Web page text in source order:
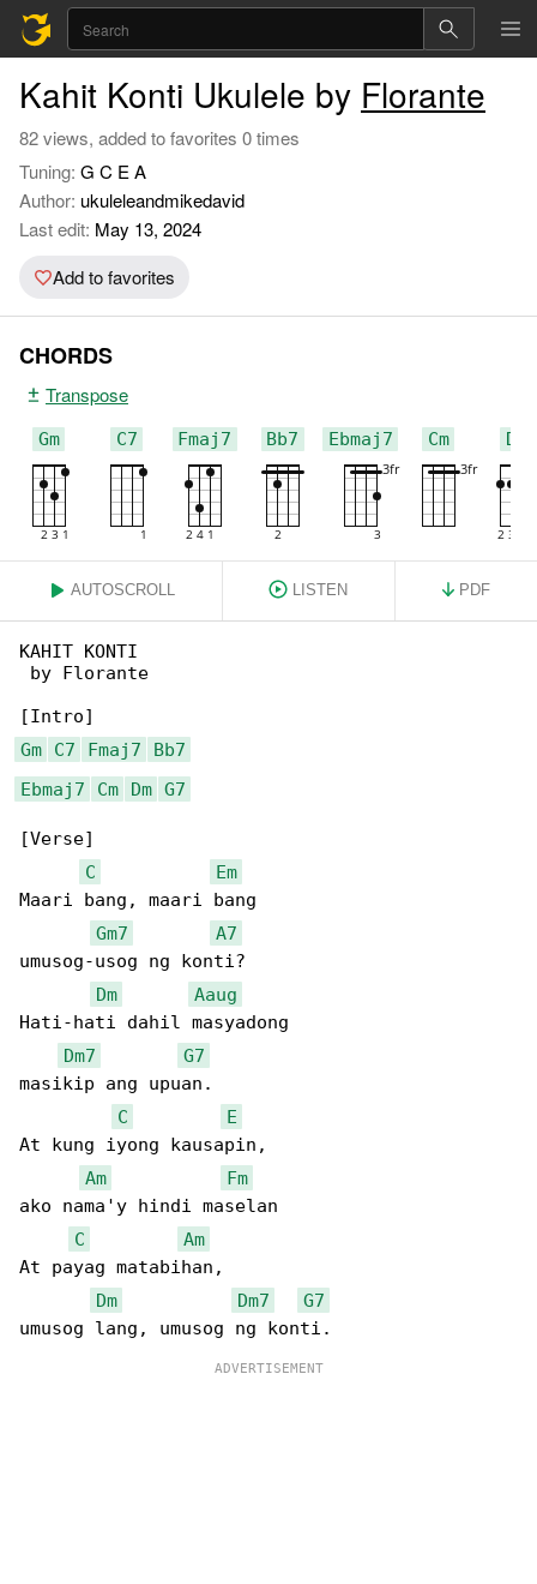
Kahit Konti Ukulele by Florante
82 views, added to favorites 0 times
Tuning: G C E A
Author: ukuleleandmikedavid
Last edit: May 13, 2024
Add to favorites
CHORDS
Transpose
Gm C7 Fmaj7 Bb7 Ebmaj7 Cm Dm
AUTOSCROLL LISTEN PDF
KAHIT KONTI
by Florante
Gm
C7 Fmaj7
Bb7
Ebmaj7
Cm Dm G7
[Verse]
C
Em
Maari bang, maari bang
Gm7
A7
umusog-usog ng konti?
Dm
Aaug
Hati-hati dahil masyadong
Dm7
G7
masikip ang upuan.
C
E
At kung iyong kausapin,
Am
Fm
ako nama'y hindi maselan
C
Am
At payag matabihan,
Dm
Dm7
G7